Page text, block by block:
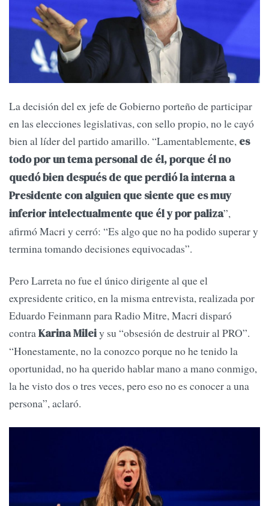
La decisión del ex jefe de Gobierno porteño de participar
en las elecciones legislativas, con sello propio, no le cayó
bien al líder del partido amarillo. “Lamentablemente, es
todo por un tema personal de él, porque él no
quedó bien después de que perdió la interna a
Presidente con alguien que siente que es muy
inferior intelectualmente que él y por paliza”,
afirmó Macri y cerró: “Es algo que no ha podido superar y
termina tomando decisiones equivocadas”.
Pero Larreta no fue el único dirigente al que el
expresidente critico, en la misma entrevista, realizada por
Eduardo Feinmann para Radio Mitre, Macri disparó
contraKarina Mileiy su “obsesión de destruir al PRO”.
“Honestamente, no la conozco porque no he tenido la
oportunidad, no ha querido hablar mano a mano conmigo,
la he visto dos o tres veces, pero eso no es conocer a una
persona”, aclaró.